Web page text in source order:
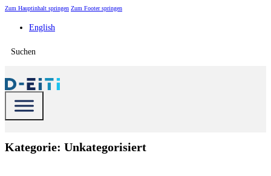
Zum Hauptinhalt springen Zum Footer springen
English
Suchen
Kategorie: Unkategorisiert